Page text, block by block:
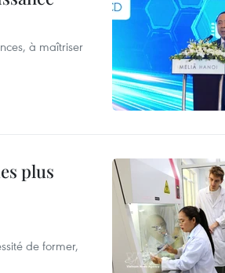
à maîtriser
plus
de former,